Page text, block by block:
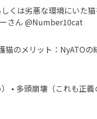
くは劣悪な環境にいた
さん @Number10cat
のメリット：NyATO
• 多頭崩壊（これも正